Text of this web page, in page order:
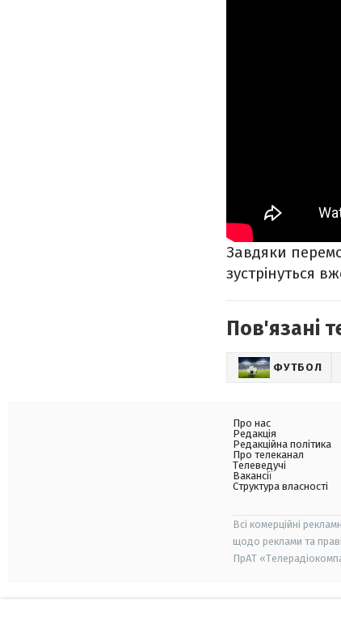
Завдяки
зустрінуться
Пов'язані
ФУТБОЛ
Про нас
Редакція
Редакційна політика
Про телеканал
Телеведучі
Вакансії
Структура власності
Всі комерційні
щодо реклами та
ПрАТ